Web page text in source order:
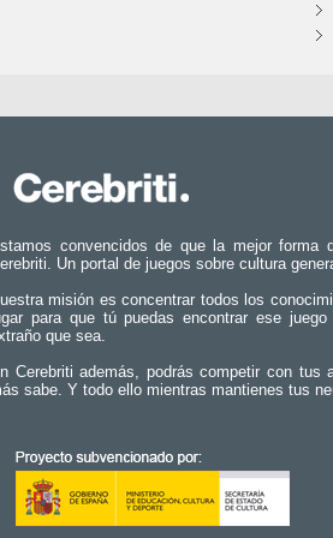
convencidos de que la mejor forma
Un portal de juegos sobre cultura
misión es concentrar todos los
para que tú puedas encontrar ese
que sea.
Cerebriti además, podrás competir con tus
sabe. Y todo ello mientras mantienes tus